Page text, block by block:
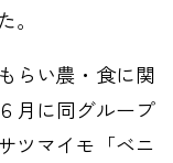
らい農・食に関
月に同グループ
ツマイモ「ベニ